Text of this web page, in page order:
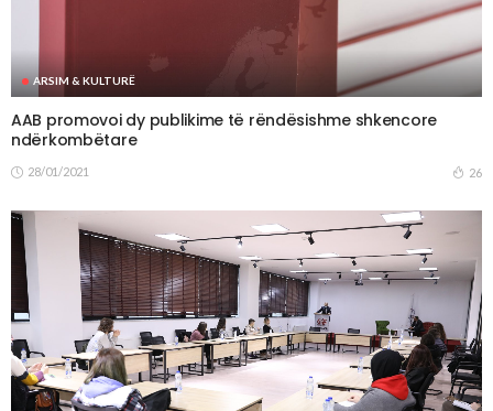
ARSIM & KULTURË
AAB promovoi dy publikime të rëndësishme shkencore
ndërkombëtare
28/01/2021 26